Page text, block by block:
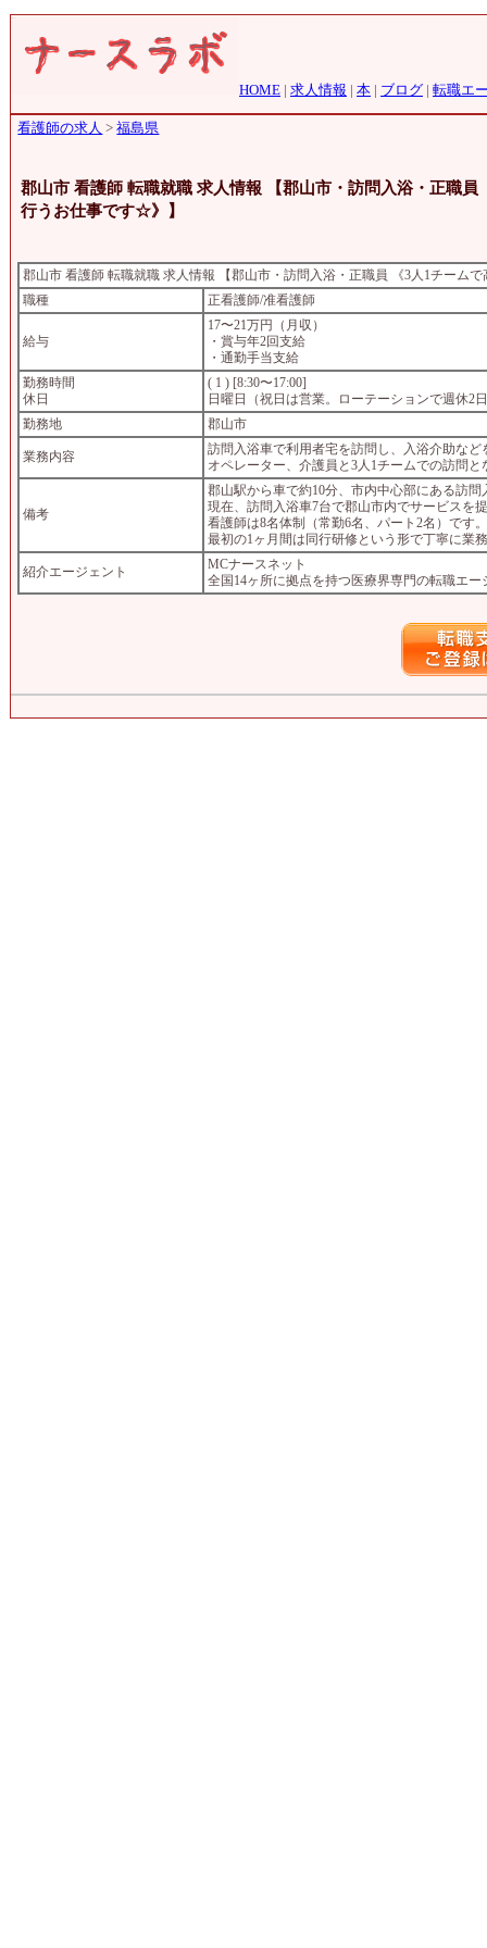
HOME | 求人情報 | 本 | ブログ | 転職エ
看護師の求人 >福島県
郡山市 看護師 転職就職 求人情報 【郡山市・訪問入浴・正職
行うお仕事です☆》】
郡山市 看護師 転職就職 求人情報 【郡山市・訪問入浴・正職員 《3人1チー
職種
正看護師/准看護師
給与
17〜21万円（月収）
・賞与年2回支給
・通勤手当支給
勤務時間
休日
( 1 ) [8:30〜17:00]
日曜日（祝日は営業。ローテーションで週休2
勤務地
郡山市
業務内容
訪問入浴車で利用者宅を訪問し、入浴介助など
オペレーター、介護員と3人1チームでの訪問と
備考
郡山駅から車で約10分、市内中心部にある訪
現在、訪問入浴車7台で郡山市内でサービスを
看護師は8名体制（常勤6名、パート2名）です
最初の1ヶ月間は同行研修という形で丁寧に業
紹介エージェント
MCナースネット
全国14ヶ所に拠点を持つ医療界専門の転職エー